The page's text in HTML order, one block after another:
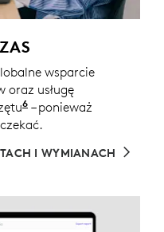
wsparcie
oraz usługę
6 Usługa dostępna po
– ponieważ
I WYMIANACH